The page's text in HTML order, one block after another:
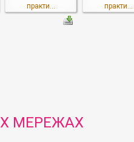
практи...
практи...
МЕРЕЖАХ